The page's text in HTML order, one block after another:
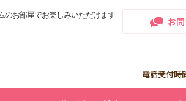
のお部屋でお楽しみいただけます